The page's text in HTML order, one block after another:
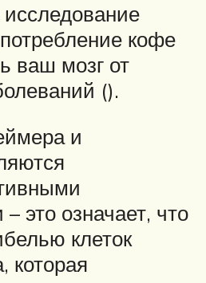
кофе
ваш мозг от
().
и
это означает, что
клеток
которая